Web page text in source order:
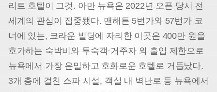
리트 호텔이 그것. 아만 뉴욕은 2022년 오픈 당시 전
세계의 관심이 집중됐다. 맨해튼 5번가와 57번가 코
너에 있는, 크라운 빌딩에 자리한 이곳은 400만 원을
호가하는 숙박비와 투숙객·거주자 외 출입 제한으로
뉴욕에서 가장 은밀하고 호화로운 호텔로 거듭났다.
3개 층에 걸친 스파 시설, 객실 내 벽난로 등 뉴욕에서